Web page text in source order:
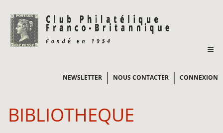
NEWSLETTER NOUS CONTACTER CONNEXION
BIBLIOTHEQUE